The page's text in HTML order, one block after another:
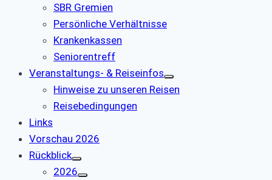
SBR Gremien
Persönliche Verhältnisse
Krankenkassen
Seniorentreff
Veranstaltungs- & Reiseinfos
Hinweise zu unseren Reisen
Reisebedingungen
Links
Vorschau 2026
Rückblick
2026